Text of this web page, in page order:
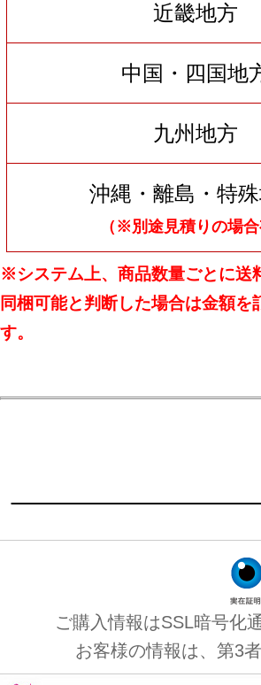
近畿地方
中国・四国地
九州地方
沖縄・離島・特
（※別途見積りの場合
※システム上、商品数量ごとに送
同梱可能と判断した場合は金額
す。
ご購入情報はSSL暗号化
お客様の情報は、第3